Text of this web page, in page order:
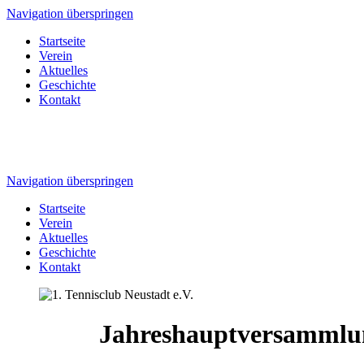
Navigation überspringen
Startseite
Verein
Aktuelles
Geschichte
Kontakt
Navigation überspringen
Startseite
Verein
Aktuelles
Geschichte
Kontakt